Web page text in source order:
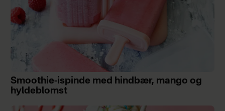
Smoothie-ispinde med hindbær, mango og
hyldeblomst